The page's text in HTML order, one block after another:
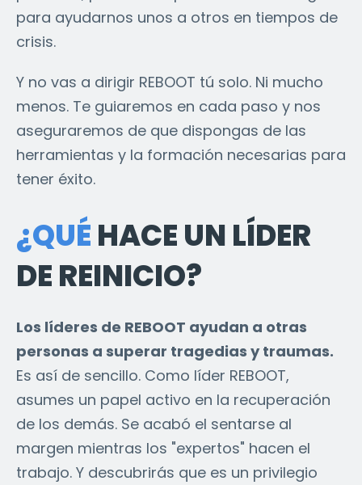
para ayudarnos unos a otros en tiempos de
crisis.
Y no vas a dirigir REBOOT tú solo. Ni mucho
menos. Te guiaremos en cada paso y nos
aseguraremos de que dispongas de las
herramientas y la formación necesarias para
tener éxito.
¿QUÉHACE UN LÍDER
DE REINICIO?
Los líderes de REBOOT ayudan a otras
personas a superar tragedias y traumas.
Es así de sencillo. Como líder REBOOT,
asumes un papel activo en la recuperación
de los demás. Se acabó el sentarse al
margen mientras los "expertos" hacen el
trabajo. Y descubrirás que es un privilegio